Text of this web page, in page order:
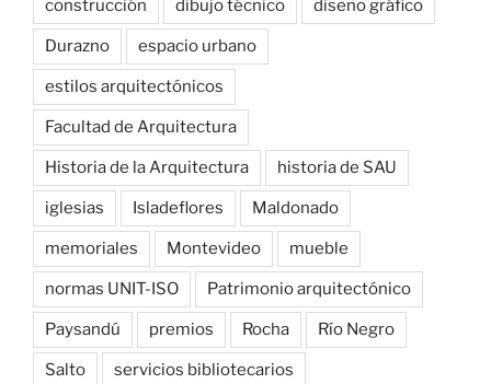
construcción dibujo técnico diseño gráfico
Durazno espacio urbano
estilos arquitectónicos
Facultad de Arquitectura
Historia de la Arquitectura historia de SAU
iglesias Isladeflores Maldonado
memoriales Montevideo mueble
normas UNIT-ISO Patrimonio arquitectónico
Paysandú premios Rocha Río Negro
Salto servicios bibliotecarios